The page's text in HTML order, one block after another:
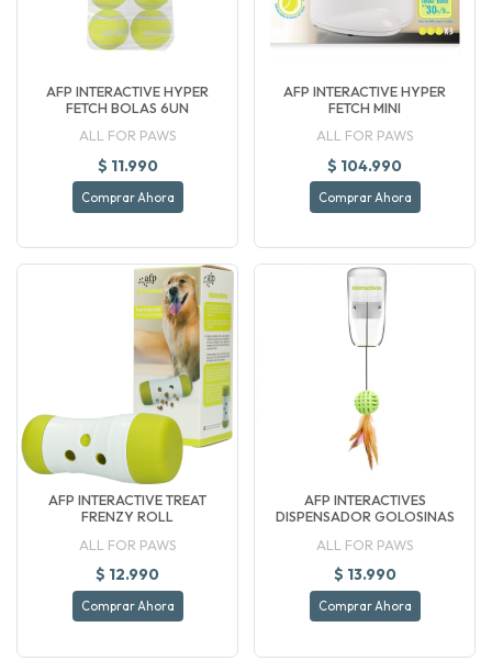
AFP INTERACTIVE HYPER
FETCH BOLAS 6UN
ALL FOR PAWS
$ 11.990
Comprar Ahora
AFP INTERACTIVE HYPER
FETCH MINI
ALL FOR PAWS
$ 104.990
Comprar Ahora
AFP INTERACTIVE TREAT
FRENZY ROLL
ALL FOR PAWS
$ 12.990
Comprar Ahora
AFP INTERACTIVES
DISPENSADOR GOLOSINAS
ALL FOR PAWS
$ 13.990
Comprar Ahora